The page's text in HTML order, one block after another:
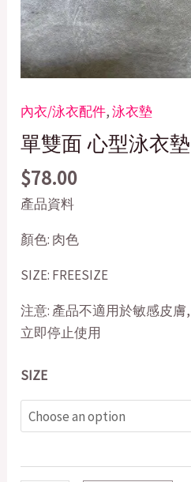
內衣/泳衣配件,泳衣墊
單雙面 心型泳衣
$78.00
產品資料
顏色: 肉色
SIZE: FREESIZE
注意: 產品不適用於敏感皮
立即停止使用
SIZE